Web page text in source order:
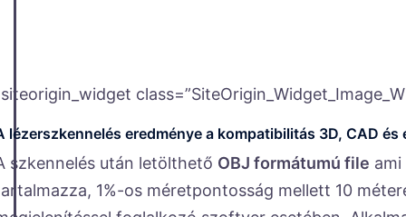
lézerszkennelés eredménye a kompatibilitás 3D, CAD
szkennelés után letölthető OBJ formátumú file
1%-os méretpontosság mellett 10